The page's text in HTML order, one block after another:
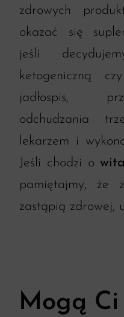
zdrowych
okazać się
jeśli
ketogeniczną
jadłospis,
odchudzania
lekarzem i
Jeśli chodzi o
pamiętajmy, że
zastąpią zdrowej,
Mogą Ci